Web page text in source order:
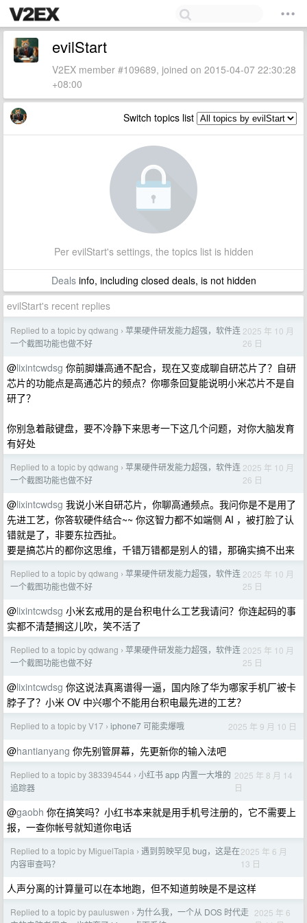
evilStart
V2EX member #109689, joined on 2015-04-07 22:30:28
+08:00
Switch topics list
Per evilStart's settings, the topics list is hidden
Dealsinfo, including closed deals, is not hidden
evilStart's recent replies
Replied to a topic by qdwang › 苹果硬件研发能力超强，软件连
一个截图功能也做不好
2025 年 10 月
26 日
@lixintcwdsg 你前脚嫌高通不配合，现在又变成聊自研芯片了？自研
芯片的功能点是高通芯片的频点？你哪条回复能说明小米芯片不是自
研了？
你别急着敲键盘，要不冷静下来思考一下这几个问题，对你大脑发育
有好处
Replied to a topic by qdwang › 苹果硬件研发能力超强，软件连
一个截图功能也做不好
2025 年 10 月
26 日
@lixintcwdsg 我说小米自研芯片，你聊高通频点。我问你是不是用了
先进工艺，你答软硬件结合~~ 你这智力都不如端侧 AI ，被打脸了认
错就是了，非要东拉西扯。
要是搞芯片的都你这思维，千错万错都是别人的错，那确实搞不出来
Replied to a topic by qdwang › 苹果硬件研发能力超强，软件连
一个截图功能也做不好
2025 年 10 月
25 日
@lixintcwdsg 小米玄戒用的是台积电什么工艺我请问？你连起码的事
实都不清楚搁这儿吹，笑不活了
Replied to a topic by qdwang › 苹果硬件研发能力超强，软件连
一个截图功能也做不好
2025 年 10 月
25 日
@lixintcwdsg 你这说法真离谱得一逼，国内除了华为哪家手机厂被卡
脖子了？小米 OV 中兴哪个不能用台积电最先进的工艺？
Replied to a topic by V17 › iphone7 可能卖爆哦 2025 年 9 月 10 日
@hantianyang 你先别管屏幕，先更新你的输入法吧
Replied to a topic by 383394544 › 小红书 app 内置一大堆的
追踪器
2025 年 8 月 14
日
@gaobh 你在搞笑吗？小红书本来就是用手机号注册的，它不需要上
报，一查你帐号就知道你电话
Replied to a topic by MiguelTapia › 遇到剪映罕见 bug，这是在
内容审查吗？
2025 年 6 月
13 日
人声分离的计算量可以在本地跑，但不知道剪映是不是这样
Replied to a topic by pauluswen › 为什么我，一个从 DOS 时代走 2025 年 6